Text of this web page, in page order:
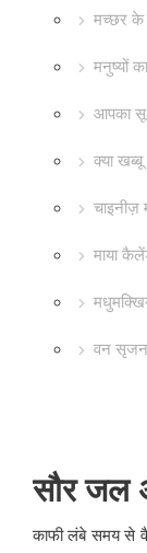
मच्छर
मनुष्यों
आपका
क्या खब्बू
चाइनीज़
माया
वन सृजन
सौर जल
काफी लंबे समय से